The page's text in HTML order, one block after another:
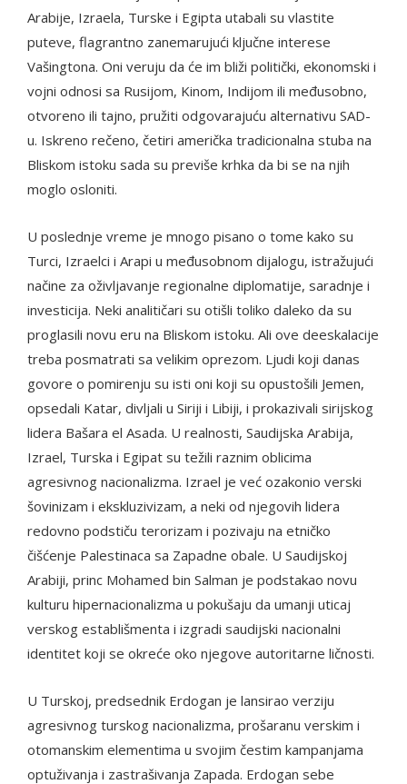
Arabije, Izraela, Turske i Egipta utabali su vlastite
puteve, flagrantno zanemarujući ključne interese
Vašingtona. Oni veruju da će im bliži politički, ekonomski i
vojni odnosi sa Rusijom, Kinom, Indijom ili međusobno,
otvoreno ili tajno, pružiti odgovarajuću alternativu SAD-
u. Iskreno rečeno, četiri američka tradicionalna stuba na
Bliskom istoku sada su previše krhka da bi se na njih
moglo osloniti.
U poslednje vreme je mnogo pisano o tome kako su
Turci, Izraelci i Arapi u međusobnom dijalogu, istražujući
načine za oživljavanje regionalne diplomatije, saradnje i
investicija. Neki analitičari su otišli ​​toliko daleko da su
proglasili novu eru na Bliskom istoku. Ali ove deeskalacije
treba posmatrati sa velikim oprezom. Ljudi koji danas
govore o pomirenju su isti oni koji su opustošili Jemen,
opsedali Katar, divljali u Siriji i Libiji, i prokazivali sirijskog
lidera Bašara el Asada. U realnosti, Saudijska Arabija,
Izrael, Turska i Egipat su težili raznim oblicima
agresivnog nacionalizma. Izrael je već ozakonio verski
šovinizam i ekskluzivizam, a neki od njegovih lidera
redovno podstiču terorizam i pozivaju na etničko
čišćenje Palestinaca sa Zapadne obale. U Saudijskoj
Arabiji, princ Mohamed bin Salman je podstakao novu
kulturu hipernacionalizma u pokušaju da umanji uticaj
verskog establišmenta i izgradi saudijski nacionalni
identitet koji se okreće oko njegove autoritarne ličnosti.
U Turskoj, predsednik Erdogan je lansirao verziju
agresivnog turskog nacionalizma, prošaranu verskim i
otomanskim elementima u svojim čestim kampanjama
optuživanja i zastrašivanja Zapada. Erdogan sebe